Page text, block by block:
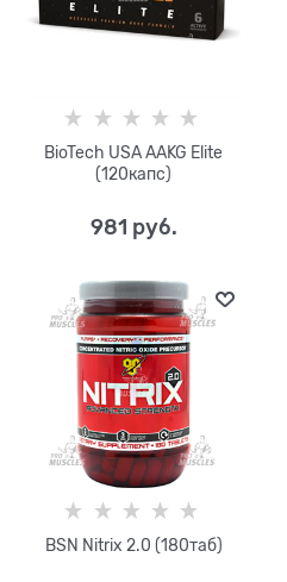
BioTech USA AAKG Elite
(120капс)
981 руб.
BSN Nitrix 2.0 (180таб)